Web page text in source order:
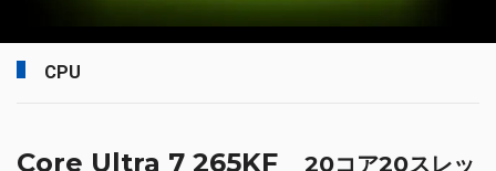
CPU
Core Ultra 7 265KF 20コア20スレッ